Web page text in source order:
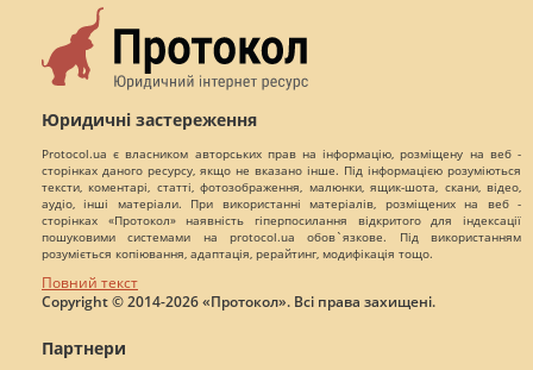
Юридичні застереження
Protocol.ua є власником авторських прав на інформацію, розміщену на веб -
сторінках даного ресурсу, якщо не вказано інше. Під інформацією розуміються
тексти, коментарі, статті, фотозображення, малюнки, ящик-шота, скани, відео,
аудіо, інші матеріали. При використанні матеріалів, розміщених на веб -
сторінках «Протокол» наявність гіперпосилання відкритого для індексації
пошуковими системами на protocol.ua обов`язкове. Під використанням
розуміється копіювання, адаптація, рерайтинг, модифікація тощо.
Повний текст
Copyright © 2014-2026 «Протокол». Всі права захищені.
Партнери